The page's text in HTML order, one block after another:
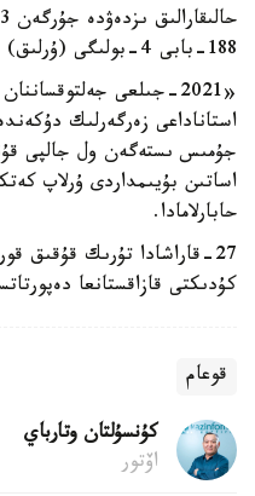
188-بابى 4-بولىگى (ۇرلىق) بويىنشا كۇدىككە ىلىنگەن.
استاناداعى زەرگەرلىك
اساتىن بۇيىمداردى ۇرلاپ
حابارلامادا.
27-قاراشادا تۇرىك قۇقىق
كۇدىكتى قازاقستانعا
قوعام
كۇنسۇلتان وتارباي
اۆتور